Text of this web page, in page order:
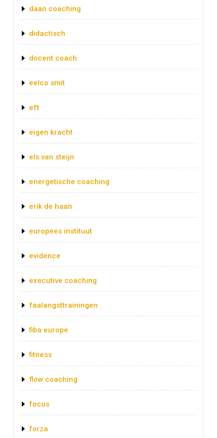
daan coaching
didactisch
docent coach
eelco smit
eft
eigen kracht
els van steijn
energetische coaching
erik de haan
europees instituut
evidence
executive coaching
faalangsttrainingen
fiba europe
fitness
flow coaching
focus
forza